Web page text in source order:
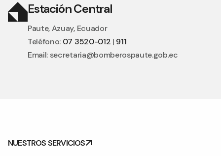
Estación Central
Paute, Azuay, Ecuador
Teléfono: 07 3520-012 | 911
Email: secretaria@bomberospaute.gob.ec
NUESTROS SERVICIOS